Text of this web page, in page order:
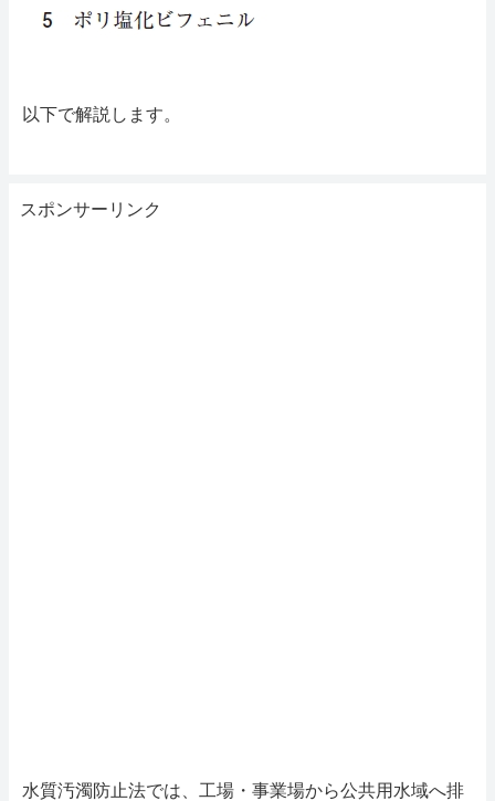
以下で解説します。
スポンサーリンク
水質汚濁防止法では、工場・事業場から公共用水域へ排